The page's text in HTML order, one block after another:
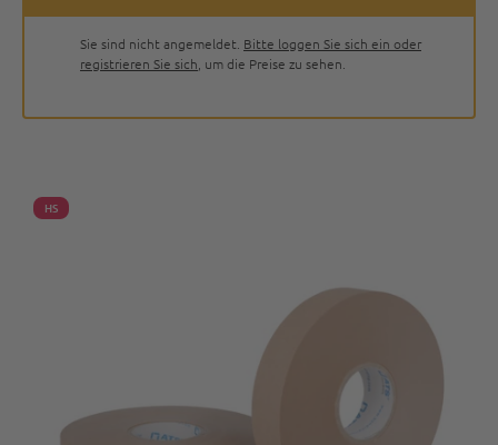
Sie sind nicht angemeldet. Bitte loggen Sie sich ein oder
registrieren Sie sich , um die Preise zu sehen.
HS